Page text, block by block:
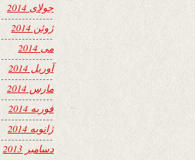
جولای 2014
ژوئن 2014
می 2014
آوریل 2014
مارس 2014
فوریه 2014
ژانویه 2014
دسامبر 2013